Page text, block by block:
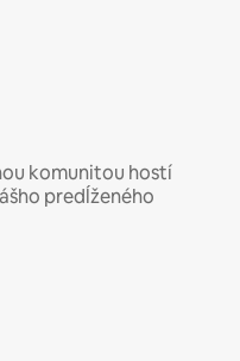
komunitou hostí
predĺženého